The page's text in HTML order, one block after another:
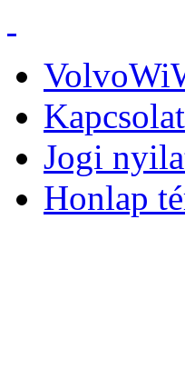
Kapcsolat
Jogi
Honlap